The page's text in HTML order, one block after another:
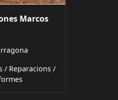
Marcos
/ Reparacions /